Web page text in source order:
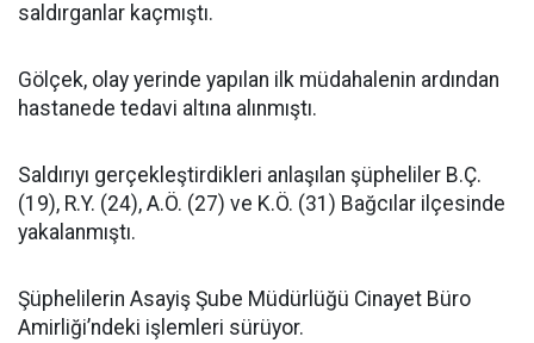
saldırganlar kaçmıştı.
Gölçek, olay yerinde yapılan ilk müdahalenin ardından
hastanede tedavi altına alınmıştı.
Saldırıyı gerçekleştirdikleri anlaşılan şüpheliler B.Ç.
(19), R.Y. (24), A.Ö. (27) ve K.Ö. (31) Bağcılar ilçesinde
yakalanmıştı.
Şüphelilerin Asayiş Şube Müdürlüğü Cinayet Büro
Amirliği’ndeki işlemleri sürüyor.